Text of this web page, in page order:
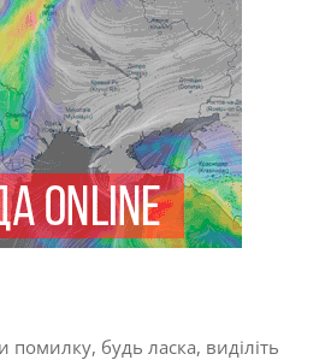
будь ласка, виділіть